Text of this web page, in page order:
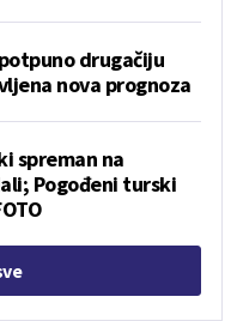
drugačiju
nova prognoza
spreman na
Pogođeni turski